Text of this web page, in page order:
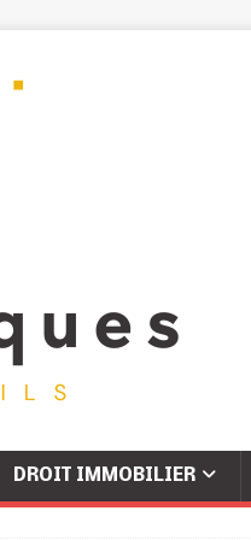
DROIT IMMOBILIER